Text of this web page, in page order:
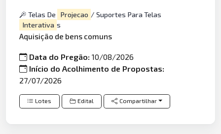
Telas De Projecao / Suportes Para Telas
Interativa s
Aquisição de bens comuns
Data do Pregão:10/08/2026
Início do Acolhimento de Propostas:
27/07/2026
Lotes Edital Compartilhar